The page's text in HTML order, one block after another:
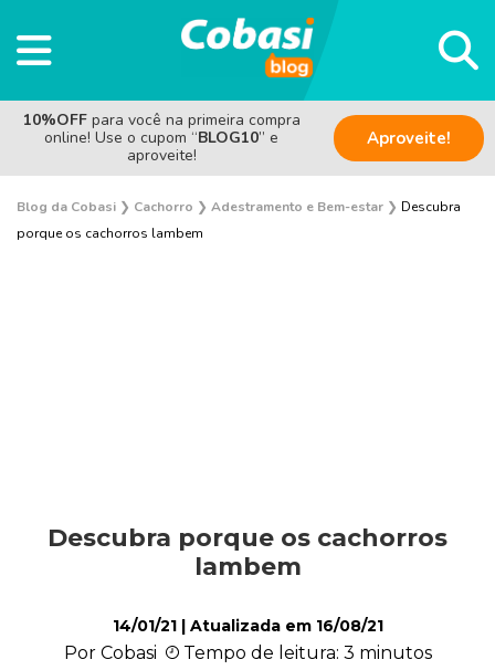
10%OFF para você na primeira compra
online! Use o cupom “BLOG10” e
aproveite!
Aproveite!
Blog da Cobasi ❯ Cachorro ❯ Adestramento e Bem-estar ❯ Descubra
porque os cachorros lambem
Alimentação
Curiosidades
Descubra porque os cachorros
lambem
14/01/21| Atualizada em 16/08/21
Por Cobasi Tempo de leitura: 3 minutos